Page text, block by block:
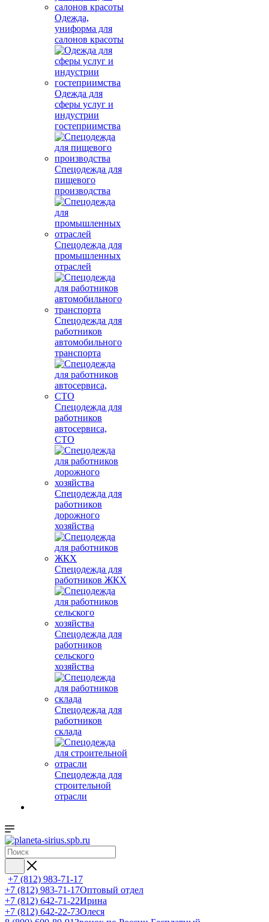
Одежда,
униформа для
салонов красоты
Одежда для
сферы услуг и
индустрии
гостеприимства
Спецодежда для
пищевого
производства
Спецодежда для
промышленных
отраслей
Спецодежда для
работников
автомобильного
транспорта
Спецодежда для
работников
автосервиса,
СТО
Спецодежда для
работников
дорожного
хозяйства
Спецодежда для
работников ЖКХ
Спецодежда для
работников
сельского
хозяйства
Спецодежда для
работников
склада
Спецодежда для
строительной
отрасли
+7 (812) 983-71-17
+7 (812) 983-71-17Оптовый отдел
+7 (812) 642-71-22Ирина
+7 (812) 642-22-73Олеся